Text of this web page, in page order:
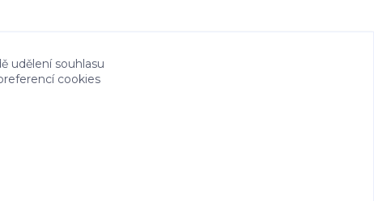
udělení souhlasu
cookies